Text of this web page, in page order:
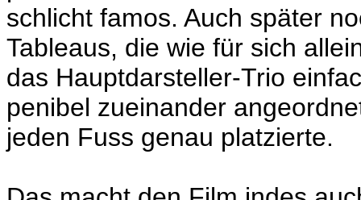
schlicht famos. Auch später
Tableaus, die wie für sich
das Hauptdarsteller-Trio
penibel zueinander
jeden Fuss genau platzierte.